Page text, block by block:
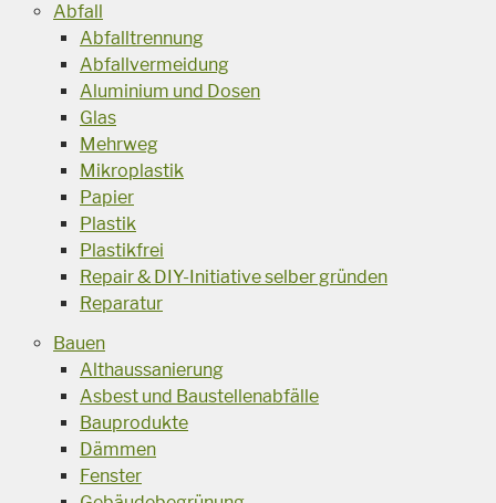
Abfall
Abfalltrennung
Abfallvermeidung
Aluminium und Dosen
Glas
Mehrweg
Mikroplastik
Papier
Plastik
Plastikfrei
Repair & DIY-Initiative selber gründen
Reparatur
Bauen
Althaussanierung
Asbest und Baustellenabfälle
Bauprodukte
Dämmen
Fenster